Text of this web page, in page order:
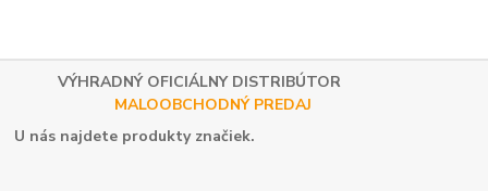
VÝHRADNÝ OFICIÁLNY DISTRIBÚTOR
MALOOBCHODNÝ PREDAJ
U nás najdete produkty značiek.